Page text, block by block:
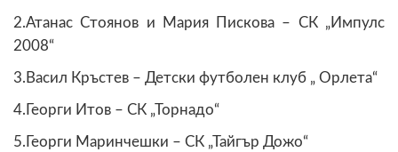
2.Атанас Стоянов и Мария Пискова – СК „Импулс
2008“
3.Васил Кръстев – Детски футболен клуб „ Орлета“
4.Георги Итов – СК „Торнадо“
5.Георги Маринчешки – СК „Тайгър Дожо“